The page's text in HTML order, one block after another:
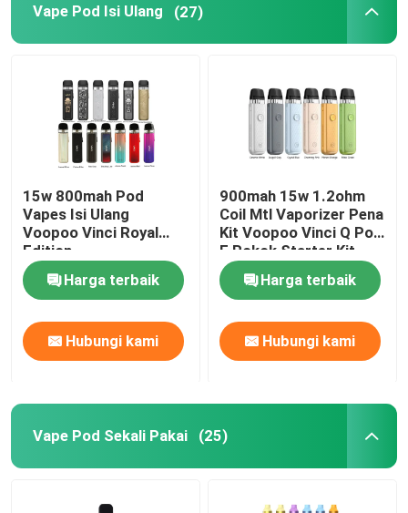
Tips Menetes Vape
Tabung Kaca Pyrex
Vape Pod Isi Ulang (27)
15w 800mah Pod
Vapes Isi Ulang
Voopoo Vinci Royal
Edition
Harga terbaik
Hubungi kami
900mah 15w 1.2ohm
Coil Mtl Vaporizer Pena
Kit Voopoo Vinci Q Pod
E Rokok Starter Kit
Harga terbaik
Hubungi kami
Vape Pod Sekali Pakai (25)